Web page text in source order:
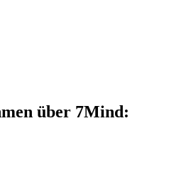
über 7Mind: